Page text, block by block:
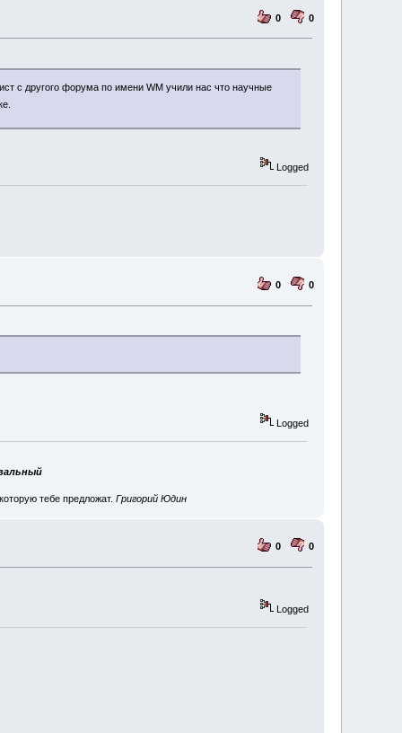
0 0
с другого форума по имени WM учили нас что научные
Logged
0 0
Logged
тебе предложат.Григорий Юдин
0 0
Logged